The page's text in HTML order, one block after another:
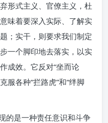
形式主义、官僚主义，杜
味着要深入实际、了解实
；实干，则要求我们制定
一个脚印地去落实，以实
成效。它反对“坐而论
服各种“拦路虎”和“绊脚
的是一种责任意识和斗争